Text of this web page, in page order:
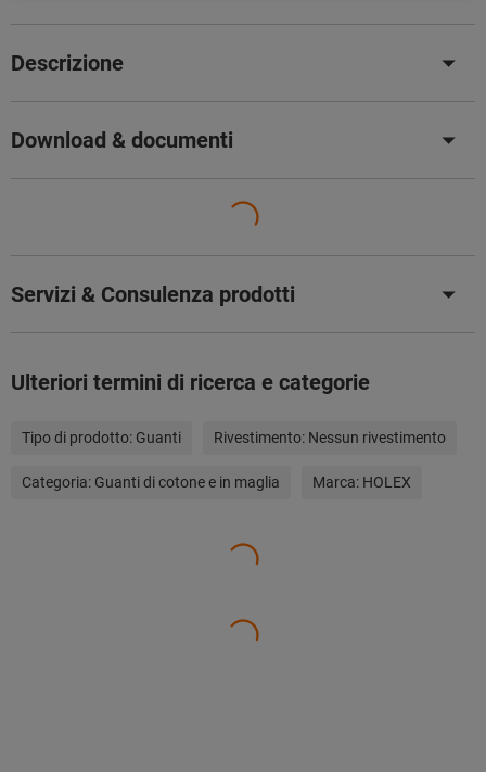
Descrizione
Download & documenti
Servizi & Consulenza prodotti
Ulteriori termini di ricerca e categorie
Tipo di prodotto: Guanti Rivestimento: Nessun rivestimento
Categoria: Guanti di cotone e in maglia Marca: HOLEX